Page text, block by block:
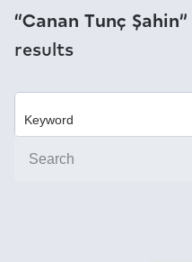
References
Off-Campus Access
FAQ
“Canan Tunç Şahin”
results